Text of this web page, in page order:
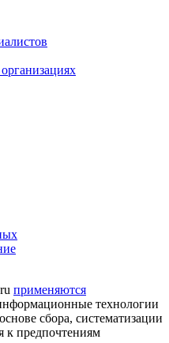
применяются
технологии
сбора, систематизации
к предпочтениям